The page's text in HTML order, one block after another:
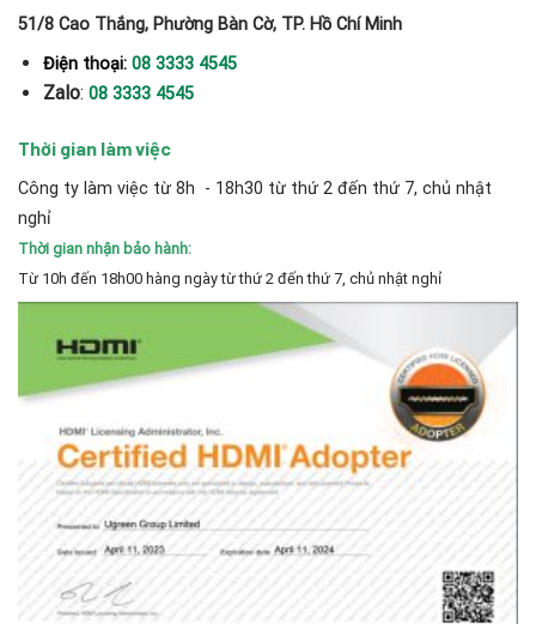
51/8 Cao Thắng, Phường Bàn Cờ, TP. Hồ Chí Minh
Điện thoại: 08 3333 4545
Zalo: 08 3333 4545
Thời gian làm việc
Công ty làm việc từ 8h - 18h30 từ thứ 2 đến thứ 7, chủ nhật
nghỉ
Thời gian nhận bảo hành:
Từ 10h đến 18h00 hàng ngày từ thứ 2 đến thứ 7, chủ nhật nghỉ